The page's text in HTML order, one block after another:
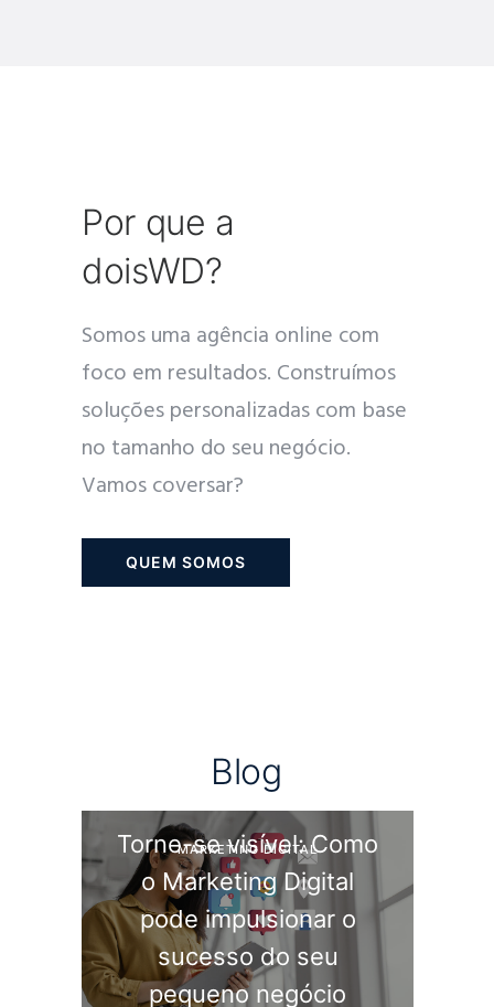
Por que a
doisWD?
Somos uma agência online com
foco em resultados. Construímos
soluções personalizadas com base
no tamanho do seu negócio.
Vamos coversar?
QUEM SOMOS
Blog
MARKETING DIGITAL
Torne-se visível: Como
o Marketing Digital
pode impulsionar o
sucesso do seu
pequeno negócio